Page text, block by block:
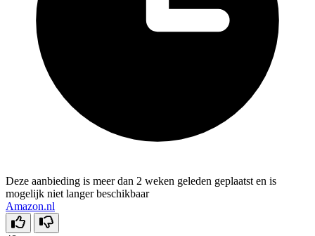
Deze aanbieding is meer dan 2 weken geleden geplaatst en is
mogelijk niet langer beschikbaar
Amazon.nl